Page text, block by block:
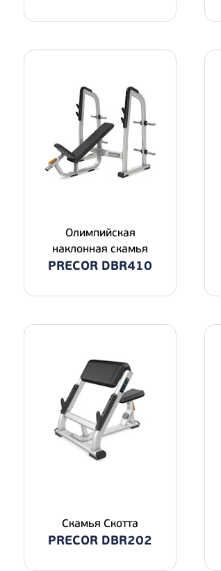
Олимпийская
наклонная скамья
PRECOR DBR410
Скамья Скотта
PRECOR DBR202